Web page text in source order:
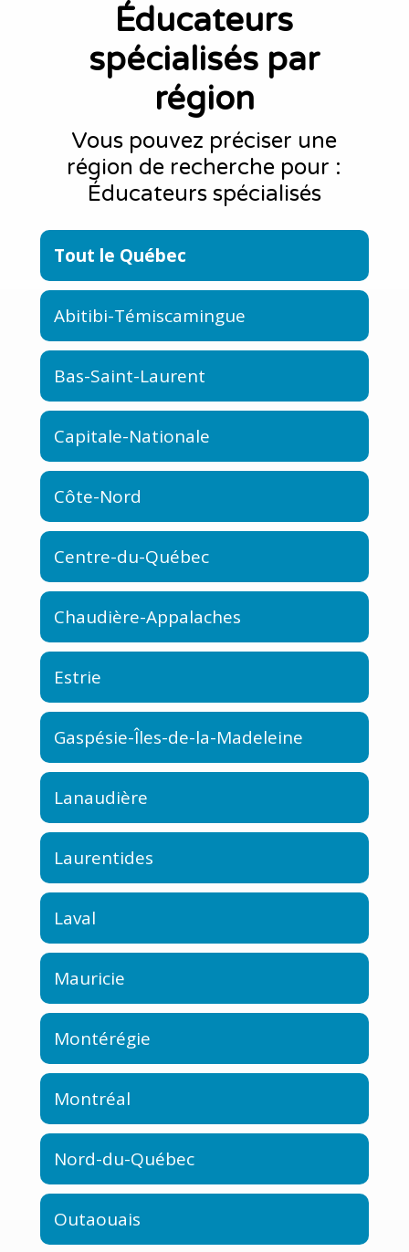
Éducateurs
spécialisés par
région
Vous pouvez préciser une
région de recherche pour :
Éducateurs spécialisés
Tout le Québec
Abitibi-Témiscamingue
Bas-Saint-Laurent
Capitale-Nationale
Côte-Nord
Centre-du-Québec
Chaudière-Appalaches
Estrie
Gaspésie-Îles-de-la-Madeleine
Lanaudière
Laurentides
Laval
Mauricie
Montérégie
Montréal
Nord-du-Québec
Outaouais